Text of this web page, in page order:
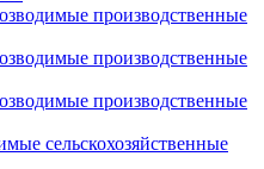
производственные
производственные
производственные
сельскохозяйственные